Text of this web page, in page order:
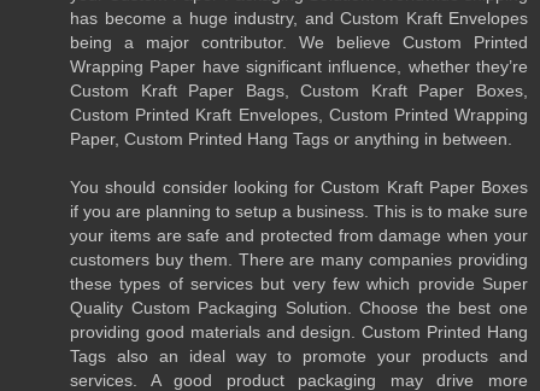
has become a huge industry, and Custom Kraft Envelopes
being a major contributor. We believe Custom Printed
Wrapping Paper have significant influence, whether they’re
Custom Kraft Paper Bags, Custom Kraft Paper Boxes,
Custom Printed Kraft Envelopes, Custom Printed Wrapping
Paper, Custom Printed Hang Tags or anything in between.
You should consider looking for Custom Kraft Paper Boxes
if you are planning to setup a business. This is to make sure
your items are safe and protected from damage when your
customers buy them. There are many companies providing
these types of services but very few which provide Super
Quality Custom Packaging Solution. Choose the best one
providing good materials and design. Custom Printed Hang
Tags also an ideal way to promote your products and
services. A good product packaging may drive more